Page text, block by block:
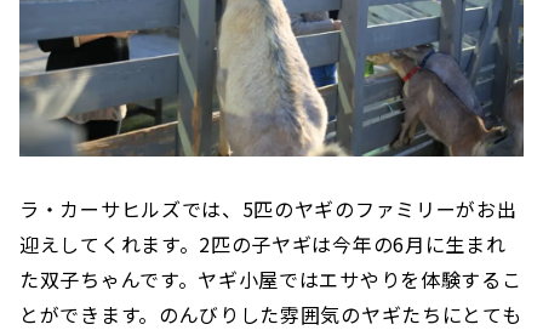
ラ・カーサヒルズでは、5匹のヤギのファミリーがお出
迎えしてくれます。2匹の子ヤギは今年の6月に生まれ
た双子ちゃんです。ヤギ小屋ではエサやりを体験するこ
とができます。のんびりした雰囲気のヤギたちにとても